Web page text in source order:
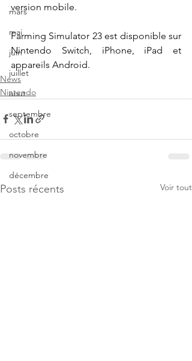
mars
mai
juin
juillet
aout
septembre
octobre
novembre
décembre
version mobile.
Farming Simulator 23 est disponible sur
Nintendo Switch, iPhone, iPad et
appareils Android.
News
Nintendo
Posts récents Voir tout